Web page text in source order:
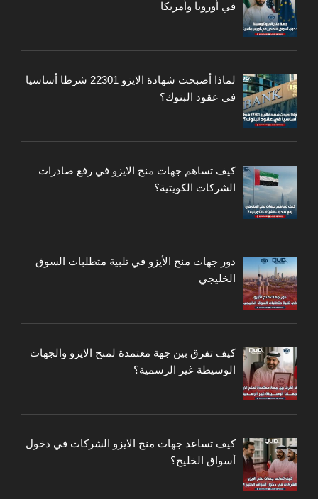
في أوروبا وأمريكا
لماذا أصبحت شهادة الايزو 22301 شرطا أساسيا
في عقود البنوك؟
كيف تساهم جهات منح الايزو في رفع صادرات
الشركات الكويتية؟
دور جهات منح الأيزو في تلبية متطلبات السوق
الخليجي
كيف تفرق بين جهة معتمدة لمنح الايزو والجهات
الوسيطة غير الرسمية؟
كيف تساعد جهات منح الايزو الشركات في دخول
أسواق الخليج؟